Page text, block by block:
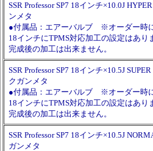
SSR Professor SP7 18インチ×10.0J
ンメタ
●付属品：エアーバルブ ※オーダー時
18インチにTPMS対応加工の設定はあ
完成後の加工は出来ません。
SSR Professor SP7 18インチ×10.5J
クガンメタ
●付属品：エアーバルブ ※オーダー時
18インチにTPMS対応加工の設定はあ
完成後の加工は出来ません。
SSR Professor SP7 18インチ×10.5J
ガンメタ